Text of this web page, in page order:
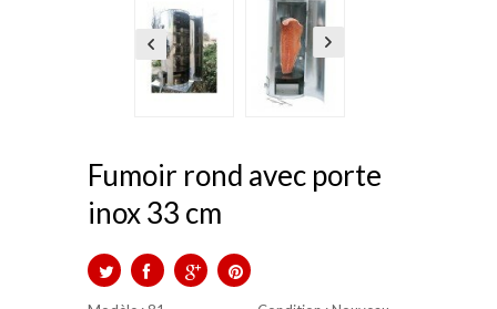
Fumoir rond avec porte
inox 33 cm
TWEETPARTAGERGOOGLE+PINTEREST